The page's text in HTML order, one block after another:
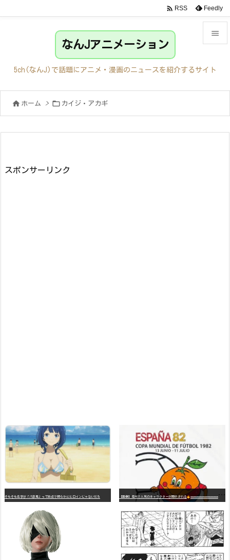

サイド
前へ

 RSS Feedly
なんJアニメーション
5ch(なんJ)で話題にアニメ・漫画のニュースを紹介するサイト
 ホーム >  カイジ・アカギ
スポンサーリンク
そもそも名字が「八奈見」って時点で明らかにヒロインじゃないだろ 【画像】海外で人気のキャラクターが開示される wwwwwwwwwwwwwwwwwwwwwwwwwwwwwwwwwwwwwwwwwwwwwwwww